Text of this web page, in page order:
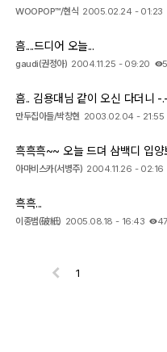
WOOPOP™/현식 2005.02.24 - 01:23
흠....드디어 오늘...
gaudi(권정아) 2004.11.25 - 09:20
흠.. 김용대님 같이 오신 다더니 -.-
만두집아들/박창현 2003.02.04 - 21:55
흑흑흑~~ 오늘 드뎌 삼백디 입
아마비스카(서병주) 2004.11.26 - 02:16
흑흑...
이종범(破紙) 2005.08.18 - 16:43